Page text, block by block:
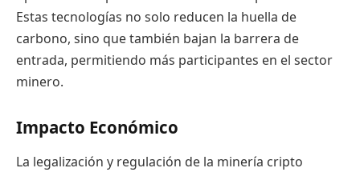
Estas tecnologías no solo reducen la huella de
carbono, sino que también bajan la barrera de
entrada, permitiendo más participantes en el sector
minero.
Impacto Económico
La legalización y regulación de la minería cripto